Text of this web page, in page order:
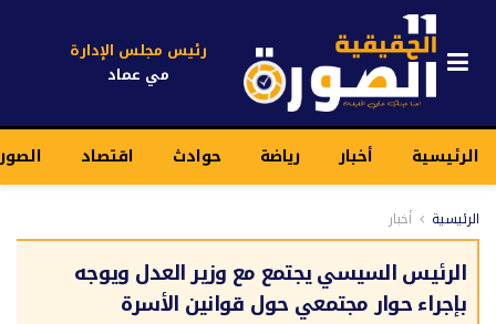
رئيس مجلس الإدارة
مي عماد
الرئيسية أخبار رياضة حوادث اقتصاد
الرئيسية أخبار
الرئيس السيسي يجتمع مع وزير العدل ويوجه
بإجراء حوار مجتمعي حول قوانين الأسرة